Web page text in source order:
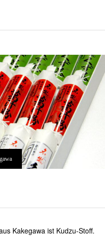
Sehenswürdigkeiten in Kakegawa
Kakegawa ist Kudzu-Stoff.